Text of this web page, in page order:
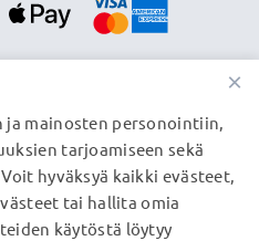
mutta ei
×
ja mainosten personointiin,
tarjoamiseen sekä
hyväksyä kaikki evästeet,
tai hallita omia
käytöstä löytyy